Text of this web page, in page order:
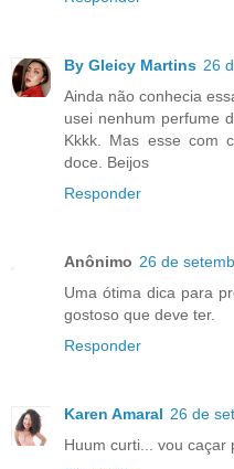
By Gleicy Martins 26
Ainda não conhecia
usei nenhum perfume
Kkkk. Mas esse com
doce. Beijos
Responder
Anônimo 26 de
Uma ótima dica para
gostoso que deve ter.
Responder
Karen Amaral 26 de
Huum curti... vou caçar